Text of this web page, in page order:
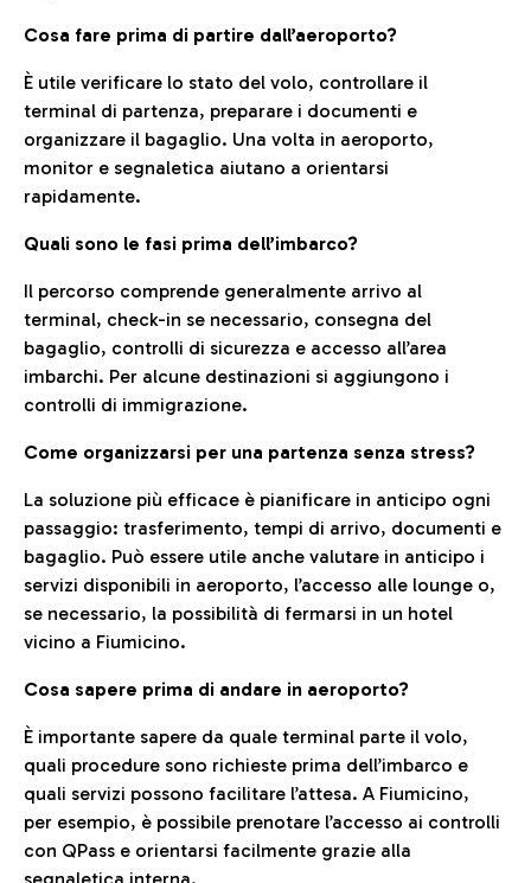
Cosa fare prima di partire dall’aeroporto?
È utile verificare lo stato del volo, controllare il
terminal di partenza, preparare i documenti e
organizzare il bagaglio. Una volta in aeroporto,
monitor e segnaletica aiutano a orientarsi
rapidamente.
Quali sono le fasi prima dell’imbarco?
Il percorso comprende generalmente arrivo al
terminal, check-in se necessario, consegna del
bagaglio, controlli di sicurezza e accesso all’area
imbarchi. Per alcune destinazioni si aggiungono i
controlli di immigrazione.
Come organizzarsi per una partenza senza stress?
La soluzione più efficace è pianificare in anticipo ogni
passaggio: trasferimento, tempi di arrivo, documenti e
bagaglio. Può essere utile anche valutare in anticipo i
servizi disponibili in aeroporto, l’accesso alle lounge o,
se necessario, la possibilità di fermarsi in un hotel
vicino a Fiumicino.
Cosa sapere prima di andare in aeroporto?
È importante sapere da quale terminal parte il volo,
quali procedure sono richieste prima dell’imbarco e
quali servizi possono facilitare l’attesa. A Fiumicino,
per esempio, è possibile prenotare l’accesso ai controlli
con QPass e orientarsi facilmente grazie alla